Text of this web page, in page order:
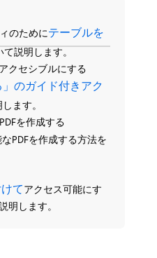
のためにテーブルを
説明します。
クセシブルにする
」のガイド付きアク
ます。
を作成する
PDFを作成する方法を
てアクセス可能にす
明します。